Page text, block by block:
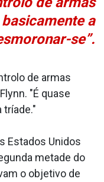
a
se”.
de armas
"É quase
Estados Unidos
metade do
o objetivo de